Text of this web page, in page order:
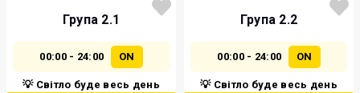
Група 2.1
00:00 - 24:00 ON
💡 Світло буде весь день
Група 2.2
00:00 - 24:00 ON
💡 Світло буде весь день